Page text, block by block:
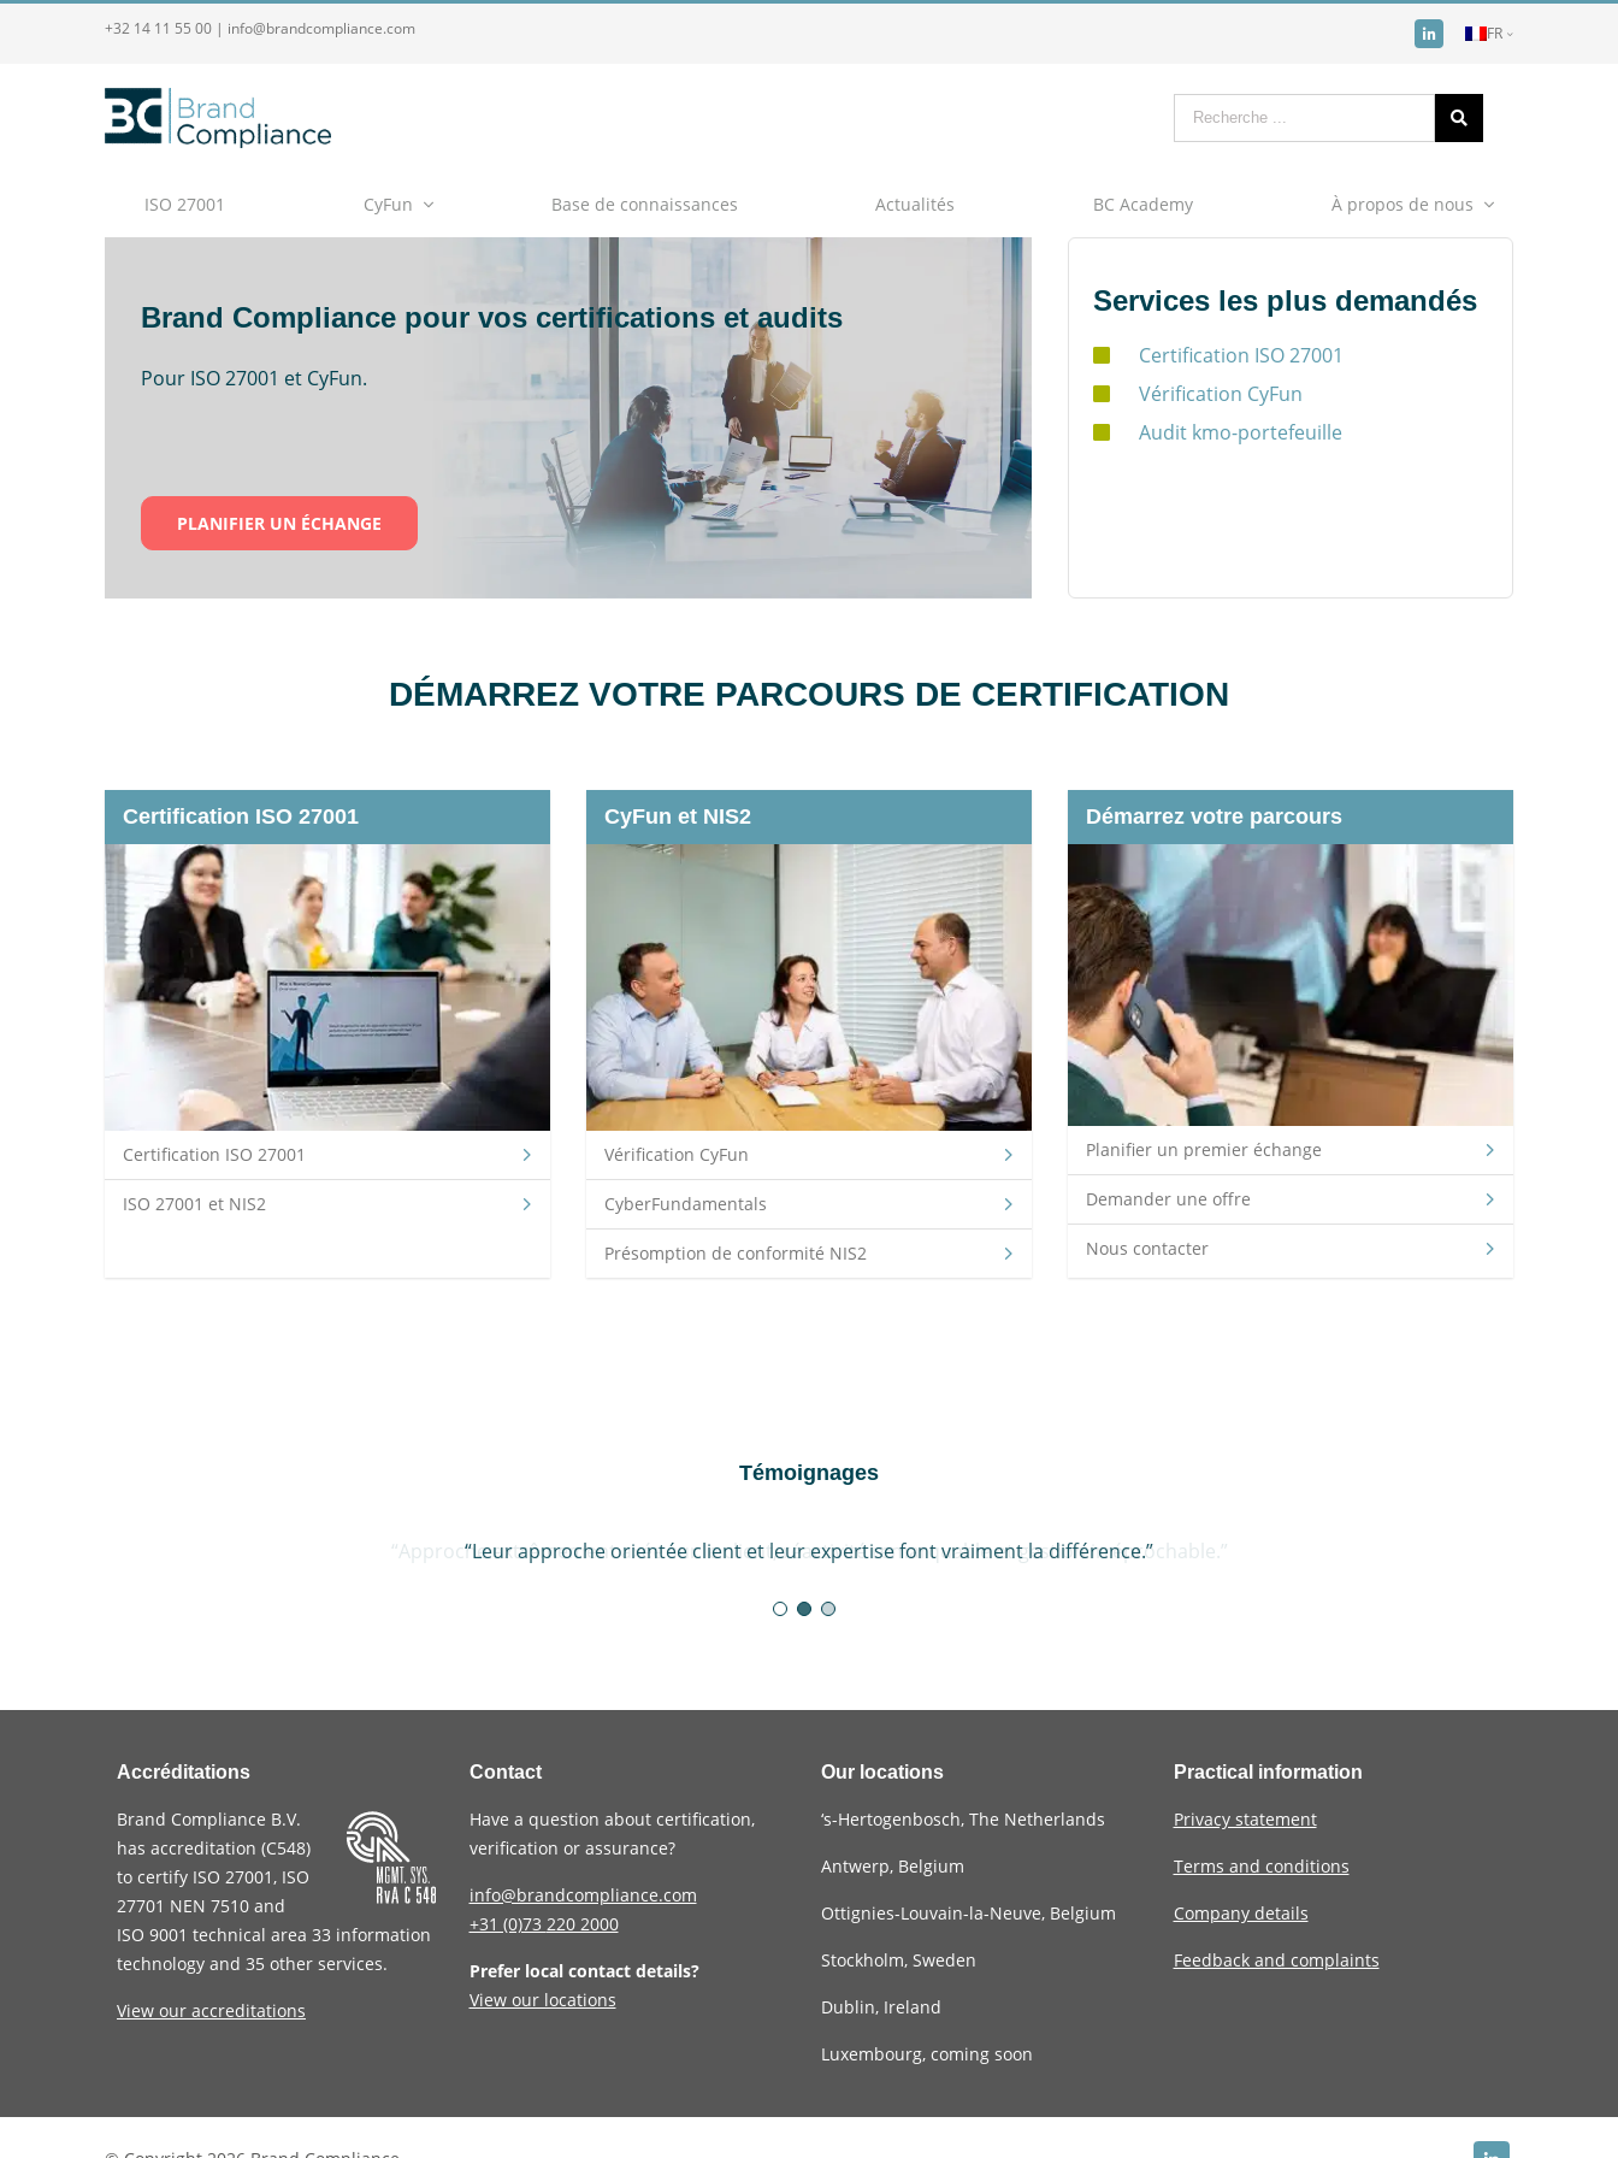
+32 14 11 55 00 | info@brandcompliance.com FR
ISO 27001 CyFun Base de connaissances Actualités BC Academy À propos de nous
Brand Compliance pour vos certifications et audits
Pour ISO 27001 et CyFun.
PLANIFIER UN ÉCHANGE
Services les plus demandés
Certification ISO 27001
Vérification CyFun
Audit kmo-portefeuille
DÉMARREZ VOTRE PARCOURS DE CERTIFICATION
Certification ISO 27001
Certification ISO 27001
ISO 27001 et NIS2
CyFun et NIS2
Vérification CyFun
CyberFundamentals
Présomption de conformité NIS2
Démarrez votre parcours
Planifier un premier échange
Demander une offre
Nous contacter
Témoignages
“Approche extrêmement axée sur le client, réactivité remarquable et gestion irréprochable.”
Accréditations
Brand Compliance B.V.
has accreditation (C548)
to certify ISO 27001, ISO
27701 NEN 7510 and
ISO 9001 technical area 33 information
technology and 35 other services.
View our accreditations
Contact
Have a question about certification,
verification or assurance?
info@brandcompliance.com
+31 (0)73 220 2000
Prefer local contact details?
View our locations
Our locations
‘s-Hertogenbosch, The Netherlands
Antwerp, Belgium
Ottignies-Louvain-la-Neuve, Belgium
Stockholm, Sweden
Dublin, Ireland
Luxembourg, coming soon
Practical information
Privacy statement
Terms and conditions
Company details
Feedback and complaints